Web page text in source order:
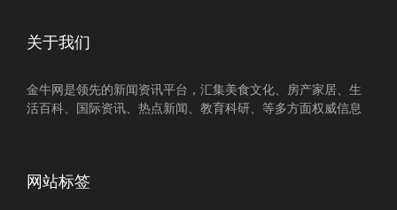
关于我们
金牛网是领先的新闻资讯平台，汇集美食文化、房产家居、生
活百科、国际资讯、热点新闻、教育科研、等多方面权威信息
网站标签